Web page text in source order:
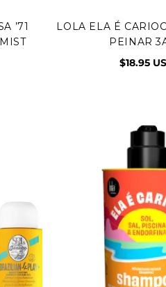
’71
Agregar al
LOLA ELA É
PEINAR
$18.95